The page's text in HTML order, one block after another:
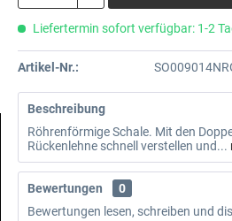
Liefertermin sofort verfügbar: 1-2
Artikel-Nr.:
Beschreibung
Röhrenförmige Schale. Mit den
Rückenlehne schnell verstellen und...
Bewertungen
0
Bewertungen lesen, schreiben und